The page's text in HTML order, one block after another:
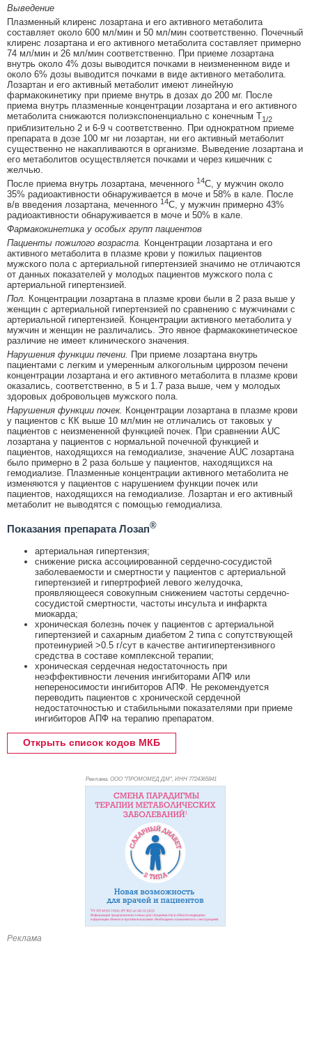
Выведение
Плазменный клиренс лозартана и его активного метаболита
составляет около 600 мл/мин и 50 мл/мин соответственно. Почечный
клиренс лозартана и его активного метаболита составляет примерно
74 мл/мин и 26 мл/мин соответственно. При приеме лозартана
внутрь около 4% дозы выводится почками в неизмененном виде и
около 6% дозы выводится почками в виде активного метаболита.
Лозартан и его активный метаболит имеют линейную
фармакокинетику при приеме внутрь в дозах до 200 мг. После
приема внутрь плазменные концентрации лозартана и его активного
метаболита снижаются полиэкспоненциально с конечным Т1/2
приблизительно 2 и 6-9 ч соответственно. При однократном приеме
препарата в дозе 100 мг ни лозартан, ни его активный метаболит
существенно не накапливаются в организме. Выведение лозартана и
его метаболитов осуществляется почками и через кишечник с
желчью.
После приема внутрь лозартана, меченного 14С, у мужчин около
35% радиоактивности обнаруживается в моче и 58% в кале. После
в/в введения лозартана, меченного 14С, у мужчин примерно 43%
радиоактивности обнаруживается в моче и 50% в кале.
Фармакокинетика у особых групп пациентов
Пациенты пожилого возраста. Концентрации лозартана и его
активного метаболита в плазме крови у пожилых пациентов
мужского пола с артериальной гипертензией значимо не отличаются
от данных показателей у молодых пациентов мужского пола с
артериальной гипертензией.
Пол. Концентрации лозартана в плазме крови были в 2 раза выше у
женщин с артериальной гипертензией по сравнению с мужчинами с
артериальной гипертензией. Концентрации активного метаболита у
мужчин и женщин не различались. Это явное фармакокинетическое
различие не имеет клинического значения.
Нарушения функции печени. При приеме лозартана внутрь
пациентами с легким и умеренным алкогольным циррозом печени
концентрации лозартана и его активного метаболита в плазме крови
оказались, соответственно, в 5 и 1.7 раза выше, чем у молодых
здоровых добровольцев мужского пола.
Нарушения функции почек. Концентрации лозартана в плазме крови
у пациентов с КК выше 10 мл/мин не отличались от таковых у
пациентов с неизмененной функцией почек. При сравнении AUC
лозартана у пациентов с нормальной почечной функцией и
пациентов, находящихся на гемодиализе, значение AUC лозартана
было примерно в 2 раза больше у пациентов, находящихся на
гемодиализе. Плазменные концентрации активного метаболита не
изменяются у пациентов с нарушением функции почек или
пациентов, находящихся на гемодиализе. Лозартан и его активный
метаболит не выводятся с помощью гемодиализа.
Показания препарата Лозап®
артериальная гипертензия;
снижение риска ассоциированной сердечно-сосудистой
заболеваемости и смертности у пациентов с артериальной
гипертензией и гипертрофией левого желудочка,
проявляющееся совокупным снижением частоты сердечно-
сосудистой смертности, частоты инсульта и инфаркта
миокарда;
хроническая болезнь почек у пациентов с артериальной
гипертензией и сахарным диабетом 2 типа с сопутствующей
протеинурией >0.5 г/сут в качестве антигипертензивного
средства в составе комплексной терапии;
хроническая сердечная недостаточность при
неэффективности лечения ингибиторами АПФ или
непереносимости ингибиторов АПФ. Не рекомендуется
переводить пациентов с хронической сердечной
недостаточностью и стабильными показателями при приеме
ингибиторов АПФ на терапию препаратом.
Открыть список кодов МКБ
Реклама. ООО "ПРОМОМЕД ДМ", ИНН 7724365841
Реклама